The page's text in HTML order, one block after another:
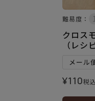
難易度：
クロス
（レシ
メール
¥110税込